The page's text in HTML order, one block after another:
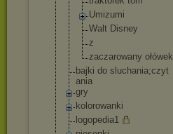
Umizumi
Walt Disney
z
zaczarowany ołówek
bajki do sluchania;czyt
ania
gry
kolorowanki
logopedia1